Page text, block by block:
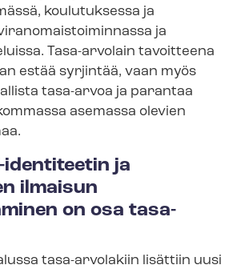
koulutuksessa ja
ja
Tasa-arvolain tavoitteena
estää syrjintää, vaan myös
tasa-arvoa ja parantaa
asemassa olevien
ja
ilmaisun
on osa tasa-
tasa-arvolakiin lisättiin uusi